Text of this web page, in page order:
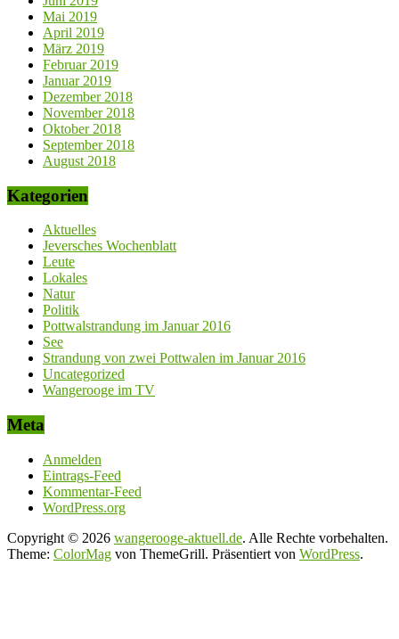
Mai 2019
April 2019
März 2019
Februar 2019
Januar 2019
Dezember 2018
November 2018
Oktober 2018
September 2018
August 2018
Kategorien
Aktuelles
Jeversches Wochenblatt
Leute
Lokales
Natur
Politik
Pottwalstrandung im Januar 2016
See
Strandung von zwei Pottwalen im Januar 2016
Uncategorized
Wangerooge im TV
Meta
Anmelden
Eintrags-Feed
Kommentar-Feed
WordPress.org
Copyright © 2026 wangerooge-aktuell.de. Alle Rechte vorbehalten.
Theme: ColorMag von ThemeGrill. Präsentiert von WordPress.